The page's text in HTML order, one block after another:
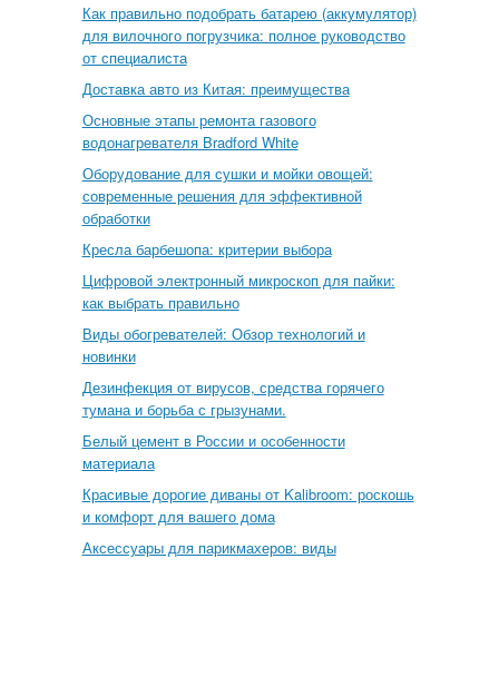
Как правильно подобрать батарею (аккумулятор)
для вилочного погрузчика: полное руководство
от специалиста
Доставка авто из Китая: преимущества
Основные этапы ремонта газового
водонагревателя Bradford White
Оборудование для сушки и мойки овощей:
современные решения для эффективной
обработки
Кресла барбешопа: критерии выбора
Цифровой электронный микроскоп для пайки:
как выбрать правильно
Виды обогревателей: Обзор технологий и
новинки
Дезинфекция от вирусов, средства горячего
тумана и борьба с грызунами.
Белый цемент в России и особенности
материала
Красивые дорогие диваны от Kalibroom: роскошь
и комфорт для вашего дома
Аксессуары для парикмахеров: виды